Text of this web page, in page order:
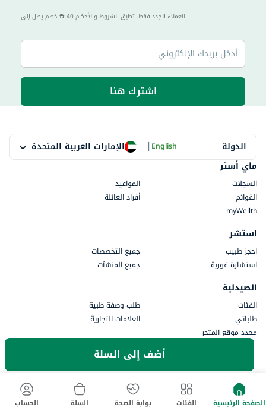
أضف إلى السلة
40 للعملاء الجدد فقط. تطبق الشروط والأحكام.
اشترك هنا
الدولة الإمارات العربية المتحدة |English
ماي أستر
السجلات
المواعيد
القوائم
أفراد العائلة
myWellth
استشر
احجز طبيب
جميع التخصصات
استشارة فورية
جميع المنشآت
الصيدلية
الفئات
طلب وصفة طبية
طلباتي
العلامات التجارية
محدد موقع المتجر
شروط الاستخدام
سياسة الخصوصية
موافقة الخصوصية
سياسة الإرجاع والاسترداد
المدفوعات
الصفحة الرئيسية الفئات بوابة الصحة السلة الحساب